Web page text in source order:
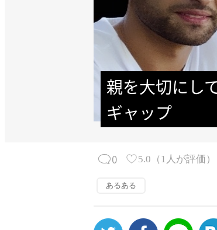
親を大切にし
ギャップ
0 5.0 （ 1 人が評価）
あるある